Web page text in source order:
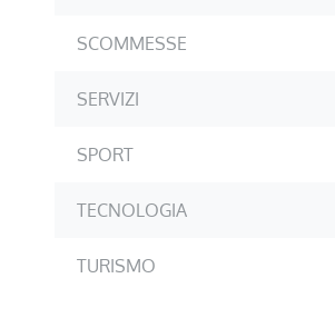
SCOMMESSE
SERVIZI
SPORT
TECNOLOGIA
TURISMO